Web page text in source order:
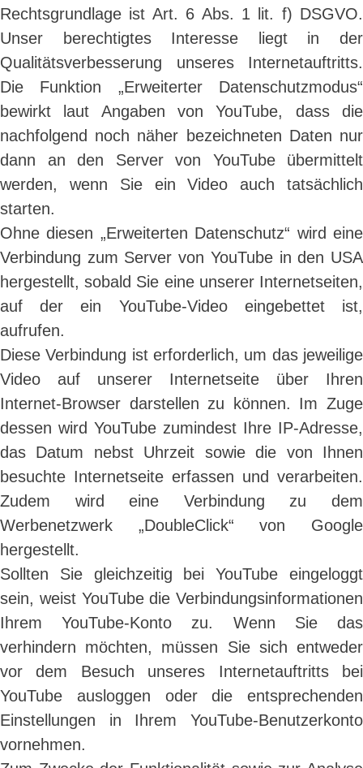
Rechtsgrundlage ist Art. 6 Abs. 1 lit. f) DSGVO.
Unser berechtigtes Interesse liegt in der
Qualitätsverbesserung unseres Internetauftritts.
Die Funktion „Erweiterter Datenschutzmodus“
bewirkt laut Angaben von YouTube, dass die
nachfolgend noch näher bezeichneten Daten nur
dann an den Server von YouTube übermittelt
werden, wenn Sie ein Video auch tatsächlich
starten.
Ohne diesen „Erweiterten Datenschutz“ wird eine
Verbindung zum Server von YouTube in den USA
hergestellt, sobald Sie eine unserer Internetseiten,
auf der ein YouTube-Video eingebettet ist,
aufrufen.
Diese Verbindung ist erforderlich, um das jeweilige
Video auf unserer Internetseite über Ihren
Internet-Browser darstellen zu können. Im Zuge
dessen wird YouTube zumindest Ihre IP-Adresse,
das Datum nebst Uhrzeit sowie die von Ihnen
besuchte Internetseite erfassen und verarbeiten.
Zudem wird eine Verbindung zu dem
Werbenetzwerk „DoubleClick“ von Google
hergestellt.
Sollten Sie gleichzeitig bei YouTube eingeloggt
sein, weist YouTube die Verbindungsinformationen
Ihrem YouTube-Konto zu. Wenn Sie das
verhindern möchten, müssen Sie sich entweder
vor dem Besuch unseres Internetauftritts bei
YouTube ausloggen oder die entsprechenden
Einstellungen in Ihrem YouTube-Benutzerkonto
vornehmen.